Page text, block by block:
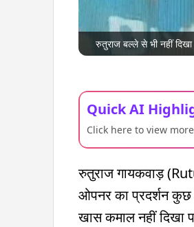
रुतुराज बल्ले से भी नहीं
Quick AI
Click here to view more
रुतुराज गायकवाड़
ओपनर का प्रदर्शन कुछ
खास कमाल नहीं दिखा